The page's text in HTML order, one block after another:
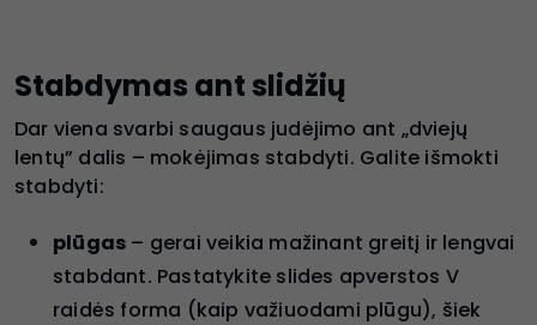
Stabdymas ant slidžių
Dar viena svarbi saugaus judėjimo ant „dviejų
lentų” dalis – mokėjimas stabdyti. Galite išmokti
stabdyti:
plūgas – gerai veikia mažinant greitį ir lengvai
stabdant. Pastatykite slides apverstos V
raidės forma (kaip važiuodami plūgu), šiek